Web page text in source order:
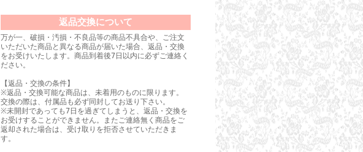
返品交換について
万が一、破損・汚損・不良品等の商品不具合や、ご注文
いただいた商品と異なる商品が届いた場合、返品・交換
をお受けいたします。商品到着後7日以内に必ずご連絡く
ださい。
【返品・交換の条件】
※返品・交換可能な商品は、未着用のものに限ります。
交換の際は、付属品も必ず同封してお送り下さい。
※未開封であっても7日を過ぎてしまうと、返品・交換を
お受けすることができません。またご連絡無く商品をご
返却された場合は、受け取りを拒否させていただきま
す。